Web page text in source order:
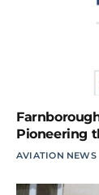
Pioneering
AVIATION NEWS